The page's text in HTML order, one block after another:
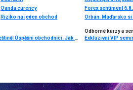
Oanda curency
Riziko na jeden obchod
Forex sentiment
Světový bestseller o tradingu v češtině! Úspěšní obchodníci: Jak běžní lidé porážejí Wall Street v jeho vlastní hře
Odborné kurzy a
Exkluzivní VIP